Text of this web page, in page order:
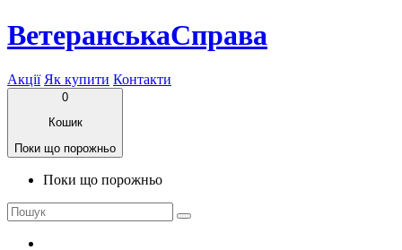
ВетеранськаСправа
Акції Як купити Контакти
0
Кошик
Поки що порожньо
Поки що порожньо